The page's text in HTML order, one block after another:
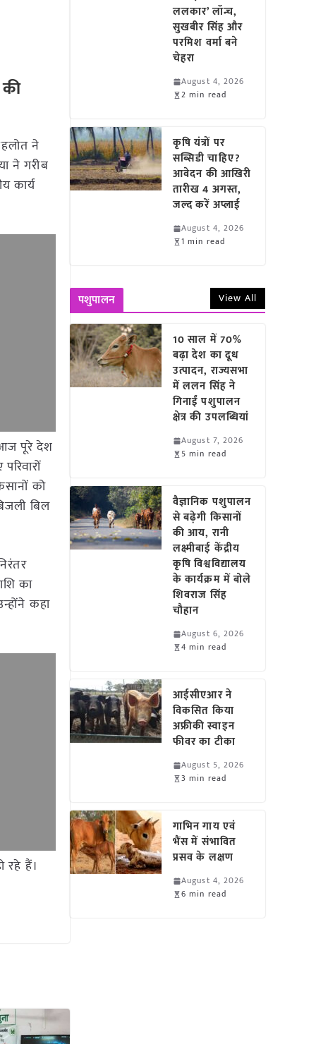
ने
ने गरीब
कार्य
आज पूरे देश
को
बिल
का
कहा
रहे हैं।
ललकार’ लॉन्च,
सुखबीर सिंह और
परमिश वर्मा बने
चेहरा
August 4, 2026
2 min read
कृषि यंत्रों पर
सब्सिडी चाहिए?
आवेदन की आखिरी
तारीख 4 अगस्त,
जल्द करें अप्लाई
August 4, 2026
1 min read
पशुपालन View All
10 साल में 70%
बढ़ा देश का दूध
उत्पादन, राज्यसभा
में ललन सिंह ने
गिनाईं पशुपालन
क्षेत्र की उपलब्धियां
August 7, 2026
5 min read
वैज्ञानिक पशुपालन
से बढ़ेगी किसानों
की आय, रानी
लक्ष्मीबाई केंद्रीय
कृषि विश्वविद्यालय
के कार्यक्रम में बोले
शिवराज सिंह
चौहान
August 6, 2026
4 min read
आईसीएआर ने
विकसित किया
अफ्रीकी स्वाइन
फीवर का टीका
August 5, 2026
3 min read
गाभिन गाय एवं
भैंस में संभावित
प्रसव के लक्षण
August 4, 2026
6 min read